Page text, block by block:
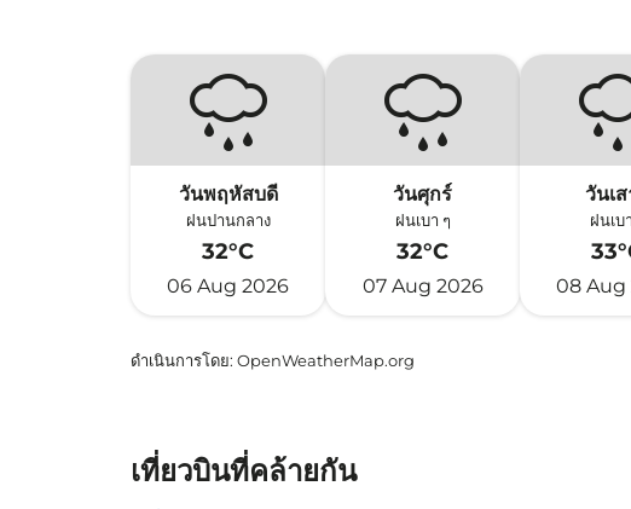
วันพฤหัสบดี
ฝนปานกลาง
32°C
06 Aug 2026
วันศุกร์
ฝนเบา ๆ
32°C
07 Aug 2026
วันเ
ฝนเบ
08 Aug
ดำเนินการโดย: OpenWeatherMap.org
เที่ยวบินที่คล้ายกัน